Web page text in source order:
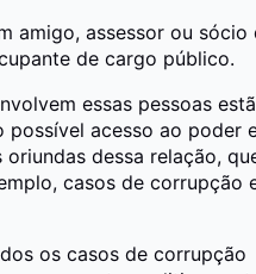
amigo, assessor ou sócio
de cargo público.
essas pessoas
possível acesso ao poder
dessa relação,
casos de corrupção
os casos de corrupção